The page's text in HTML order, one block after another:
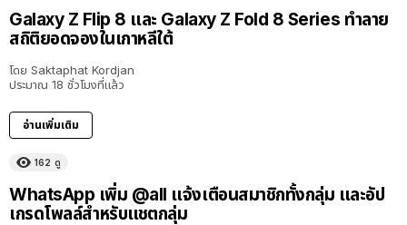
Galaxy Z Flip 8 และ Galaxy Z Fold 8 Series ทำลาย
สถิติยอดจองในเกาหลีใต้
โดย Saktaphat Kordjan
ประมาณ 18 ชั่วโมงที่แล้ว
อ่านเพิ่มเติม
162 ดู
WhatsApp เพิ่ม @all แจ้งเตือนสมาชิกทั้งกลุ่ม และอัป
เกรดโพลล์สำหรับแชตกลุ่ม